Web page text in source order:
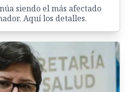
siendo el más afectado
Aquí los detalles.